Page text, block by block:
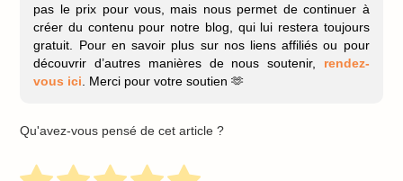
pas le prix pour vous, mais nous permet de continuer à
créer du contenu pour notre blog, qui lui restera toujours
gratuit. Pour en savoir plus sur nos liens affiliés ou pour
découvrir d’autres manières de nous soutenir, rendez-
vous ici . Merci pour votre soutien 🫶
Qu'avez-vous pensé de cet article ?